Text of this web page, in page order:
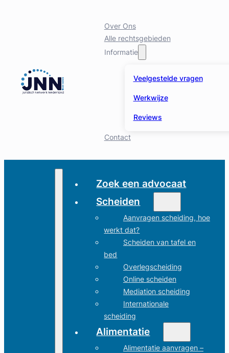
Over Ons
Alle rechtsgebieden
Informatie
Veelgestelde vragen
Werkwijze
Reviews
Contact
Zoek een advocaat
Scheiden
Aanvragen scheiding, hoe
werkt dat?
Scheiden van tafel en
bed
Overlegscheiding
Online scheiden
Mediation scheiding
Internationale
scheiding
Alimentatie
Alimentatie aanvragen –